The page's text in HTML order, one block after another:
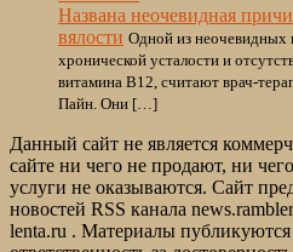
Названа неочевидная
вялости Одной из неочевидных
хронической усталости и
витамина В12, считают врач-
Пайн. Они […]
Данный сайт не является
сайте ни чего не продают, ни
услуги не оказываются. Сайт
новостей RSS канала
lenta.ru . Материалы публикуются